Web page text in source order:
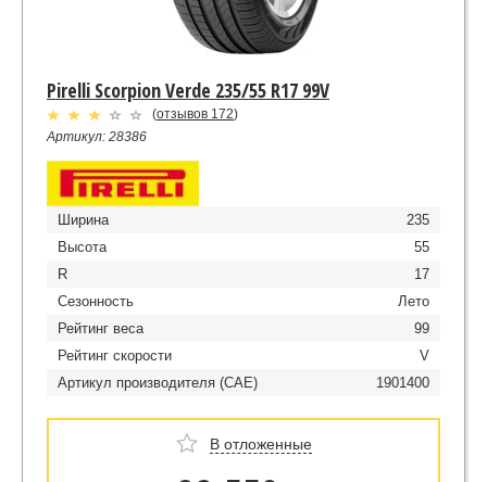
Pirelli Scorpion Verde 235/55 R17 99V
(отзывов 172)
Артикул: 28386
Ширина
235
Высота
55
R
17
Сезонность
Лето
Рейтинг веса
99
Рейтинг скорости
V
Артикул производителя (CAE)
1901400
В отложенные